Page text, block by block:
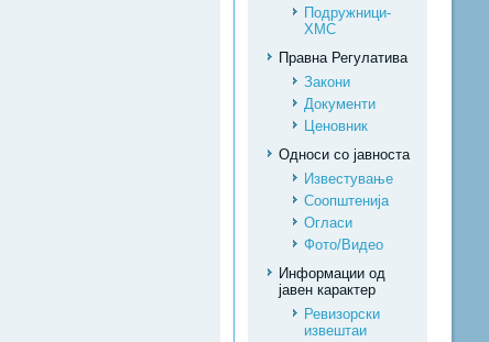
Подружници-
ХМС
Правна Регулатива
Закони
Документи
Ценовник
Односи со јавноста
Известување
Соопштенија
Огласи
Фото/Видео
Информации од
јавен карактер
Ревизорски
извештаи